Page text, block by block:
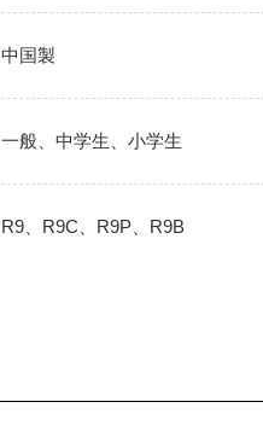
中国製
一般、中学生、小学生
R9、R9C、R9P、R9B